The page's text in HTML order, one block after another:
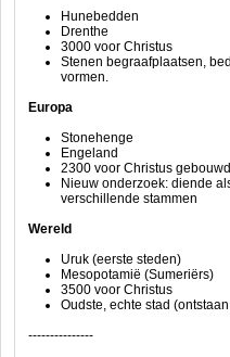
Hunebedden
Drenthe
3000 voor Christus
Stenen begraafplaatsen,
vormen.
Europa
Stonehenge
Engeland
2300 voor Christus gebouwd
Nieuw onderzoek: diende
verschillende stammen
Wereld
Uruk (eerste steden)
Mesopotamië (Sumeriërs)
3500 voor Christus
Oudste, echte stad
---------------